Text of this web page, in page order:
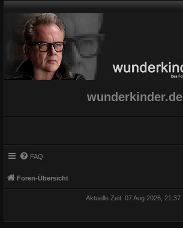
wunderkinder.de
FAQ
Foren-Übersicht
Aktuelle Zeit: 07 Aug 2026, 21:37